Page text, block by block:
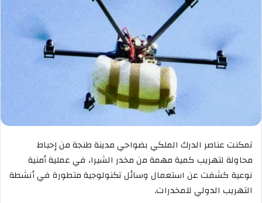
تمكنت عناصر الدرك الملكي بضواحي مدينة طنجة من إحباط
محاولة لتهريب كمية مهمة من مخدر الشيرا، في عملية أمنية
نوعية كشفت عن استعمال وسائل تكنولوجية متطورة في أنشطة
التهريب الدولي للمخدرات.